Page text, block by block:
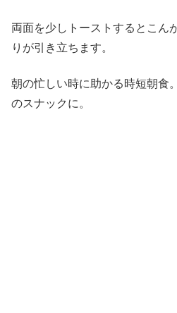
両面を少しトーストするとこん
りが引き立ちます。
朝の忙しい時に助かる時短朝食
のスナックに。